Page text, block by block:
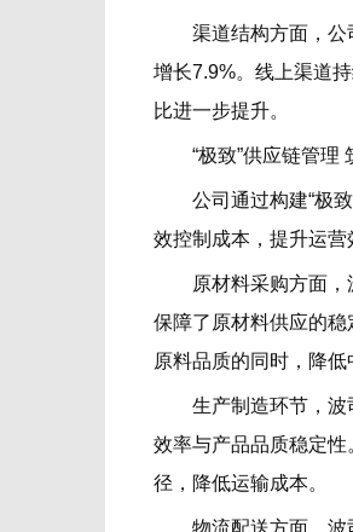
渠道结构方面，公司
增长7.9%。线上渠道
比进一步提升。
“极致”供应链管理
公司通过构建“极致
效控制成本，提升运营
原材料采购方面，波
保障了原材料供应的
原料品质的同时，降低
生产制造环节，波司
效率与产品品质稳定
径，降低运输成本。
物流配送方面，波司